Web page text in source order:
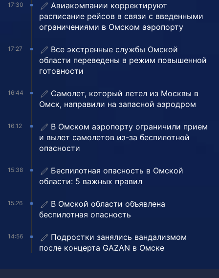
17:30
Авиакомпании корректируют
расписание рейсов в связи с введенными
ограничениями в Омском аэропорту
17:27
Все экстренные службы Омской
области переведены в режим повышенной
готовности
16:44
Самолет, который летел из Москвы в
Омск, направили на запасной аэродром
16:12
В Омском аэропорту ограничили прием
и вылет самолетов из-за беспилотной
опасности
15:38
Беспилотная опасность в Омской
области: 5 важных правил
15:26
В Омской области объявлена
беспилотная опасность
14:56
Подростки занялись вандализмом
после концерта GAZAN в Омске